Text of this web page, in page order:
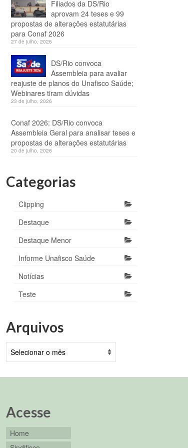
Filiados da DS/Rio
aprovam 24 teses e 99
propostas de alterações estatutárias
para Conaf 2026
27 de julho, 2026
DS/Rio convoca
Assembleia para avaliar
reajuste de planos do Unafisco Saúde;
Webinares tiram dúvidas
23 de julho, 2026
Conaf 2026: DS/Rio convoca
Assembleia Geral para analisar teses e
propostas de alterações estatutárias
20 de julho, 2026
Categorias
Clipping
Destaque
Destaque Menor
Informe Unafisco Saúde
Notícias
Teste
Arquivos
Acesse
Home